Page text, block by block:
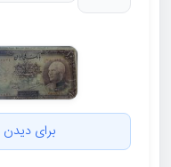
برای